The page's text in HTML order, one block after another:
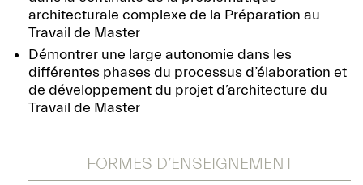
architecturale complexe de la Préparation au
Travail de Master
Démontrer une large autonomie dans les
différentes phases du processus d’élaboration et
de développement du projet d’architecture du
Travail de Master
FORMES D’ENSEIGNEMENT